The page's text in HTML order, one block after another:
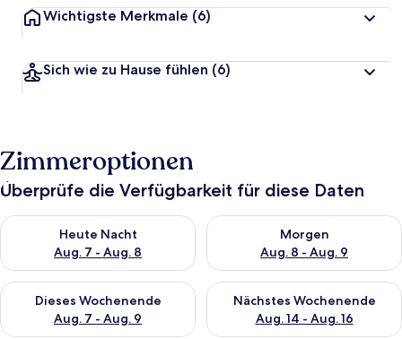
Wichtigste Merkmale (6)
Sich wie zu Hause fühlen (6)
Zimmeroptionen
Überprüfe die Verfügbarkeit für diese Daten
Heute Nacht
Aug. 7 - Aug. 8
Überprüfe die Verfügbarkeit für heute Nacht, Aug. 7 - Aug. 8.
Morgen
Aug. 8 - Aug. 9
Überprüfe die Verfügbarkeit
Dieses Wochenende
Aug. 7 - Aug. 9
Überprüfe die Verfügbarkeit für dieses Wochenende, Aug. 7
Nächstes Wochenende
Aug. 14 - Aug. 16
Überprüfe die Verfügbarkeit